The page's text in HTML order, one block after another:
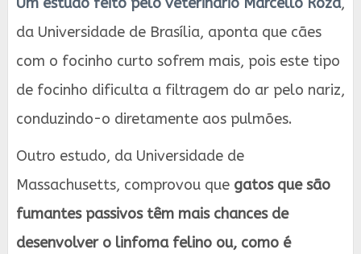
da Universidade de Brasília, aponta que cães
com o focinho curto sofrem mais, pois este tipo
de focinho dificulta a filtragem do ar pelo nariz,
conduzindo-o diretamente aos pulmões.
Outro estudo, da Universidade de
Massachusetts, comprovou que gatos que são
fumantes passivos têm mais chances de
desenvolver o linfoma felino ou, como é